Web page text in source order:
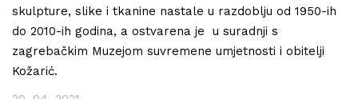
skulpture, slike i tkanine nastale u razdoblju od 1950-ih
do 2010-ih godina, a ostvarena je u suradnji s
zagrebačkim Muzejom suvremene umjetnosti i obitelji
Kožarić.